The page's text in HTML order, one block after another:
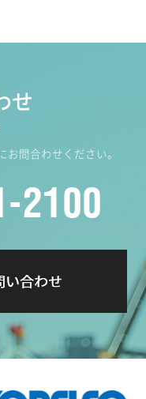
せ
問合わせください。